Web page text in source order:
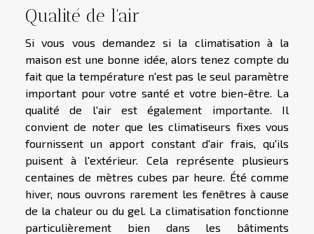
Qualité de l'air
Si vous vous demandez si la climatisation à la
maison est une bonne idée, alors tenez compte du
fait que la température n'est pas le seul paramètre
important pour votre santé et votre bien-être. La
qualité de l'air est également importante. Il
convient de noter que les climatiseurs fixes vous
fournissent un apport constant d'air frais, qu'ils
puisent à l'extérieur. Cela représente plusieurs
centaines de mètres cubes par heure. Été comme
hiver, nous ouvrons rarement les fenêtres à cause
de la chaleur ou du gel. La climatisation fonctionne
particulièrement bien dans les bâtiments